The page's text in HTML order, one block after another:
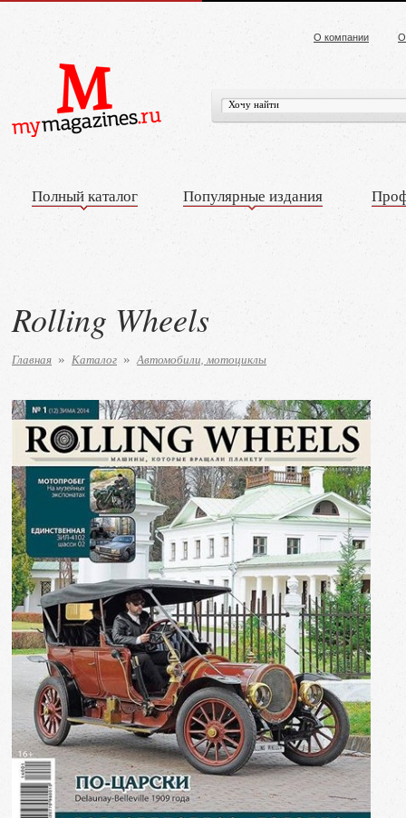
О компании
Полный каталог Популярные издания
Rolling Wheels
Главная » Каталог » Автомобили, мотоциклы